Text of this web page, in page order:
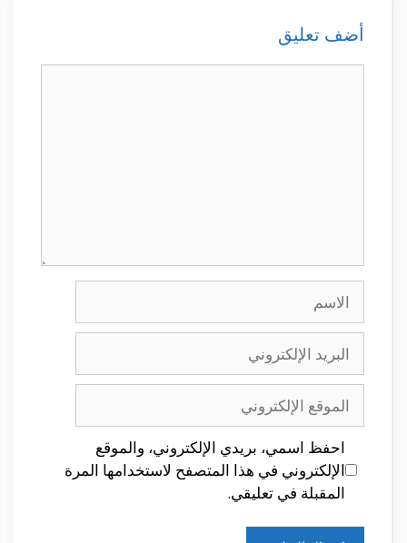
أضف تعليق
الإلكتروني
الإلكتروني
احفظ اسمي، بريدي الإلكتروني، والموقع
الإلكتروني في هذا المتصفح لاستخدامها المرة
المقبلة في تعليقي.